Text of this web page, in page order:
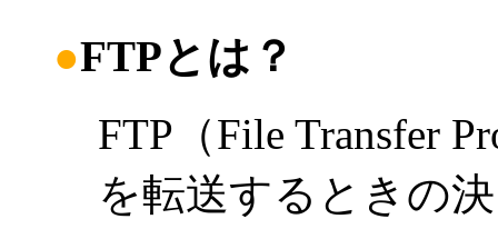
●FTPとは？
FTP（File Transfer
を転送するときの